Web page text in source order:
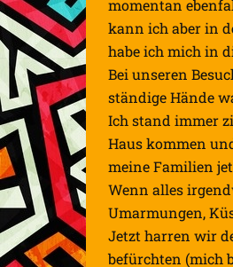
momentan
kann ich aber in
habe ich mich in
Bei unseren
ständige Hände
Ich stand immer
Haus kommen
meine Familien
Wenn alles
Umarmungen,
Jetzt harren wir
befürchten (mich